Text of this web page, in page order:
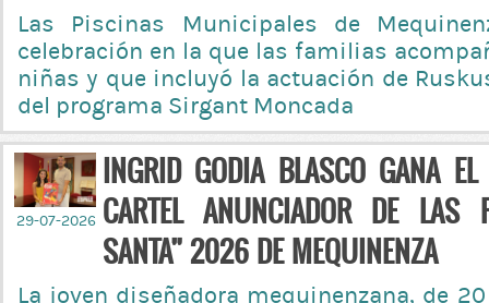
Las Piscinas Municipales de
celebración en la que las familias
niñas y que incluyó la actuación de
del programa Sirgant Moncada
INGRID GODIA BLASCO GANA EL
CARTEL ANUNCIADOR DE LAS
SANTA” 2026 DE MEQUINENZA
29-07-2026
La joven diseñadora mequinenzana, de